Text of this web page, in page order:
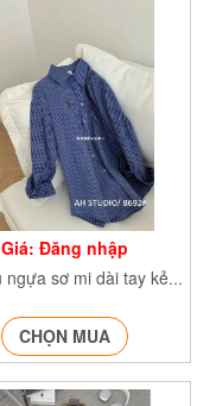
Giá: Đăng nhập
Áo thêu ngựa sơ mi dài tay kẻ caro SMthengua363
CHỌN MUA